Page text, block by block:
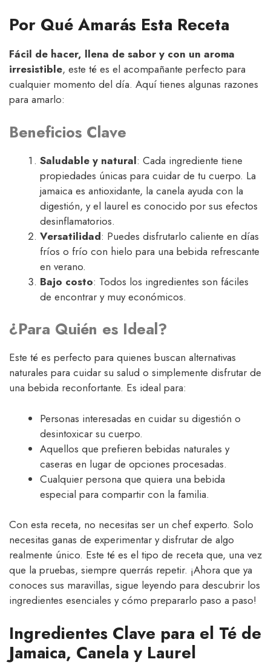
Por Qué Amarás Esta Receta
Fácil de hacer, llena de sabor y con un aroma
irresistible, este té es el acompañante perfecto para
cualquier momento del día. Aquí tienes algunas razones
para amarlo:
Beneficios Clave
Saludable y natural: Cada ingrediente tiene
propiedades únicas para cuidar de tu cuerpo. La
jamaica es antioxidante, la canela ayuda con la
digestión, y el laurel es conocido por sus efectos
desinflamatorios.
Versatilidad: Puedes disfrutarlo caliente en días
fríos o frío con hielo para una bebida refrescante
en verano.
Bajo costo: Todos los ingredientes son fáciles
de encontrar y muy económicos.
¿Para Quién es Ideal?
Este té es perfecto para quienes buscan alternativas
naturales para cuidar su salud o simplemente disfrutar de
una bebida reconfortante. Es ideal para:
Personas interesadas en cuidar su digestión o
desintoxicar su cuerpo.
Aquellos que prefieren bebidas naturales y
caseras en lugar de opciones procesadas.
Cualquier persona que quiera una bebida
especial para compartir con la familia.
Con esta receta, no necesitas ser un chef experto. Solo
necesitas ganas de experimentar y disfrutar de algo
realmente único. Este té es el tipo de receta que, una vez
que la pruebas, siempre querrás repetir. ¡Ahora que ya
conoces sus maravillas, sigue leyendo para descubrir los
ingredientes esenciales y cómo prepararlo paso a paso!
Ingredientes Clave para el Té de
Jamaica, Canela y Laurel